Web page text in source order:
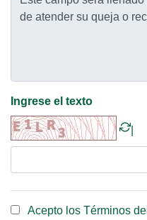
Ingrese el texto
Acepto los Términos del